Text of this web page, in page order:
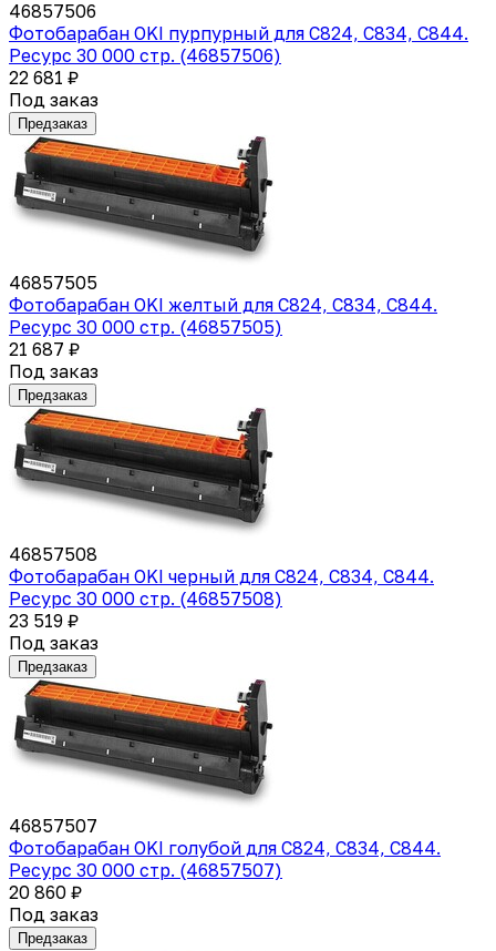
46857506
Фотобарабан OKI пурпурный для C824, C834, C844.
Ресурс 30 000 стр. (46857506)
22 681 ₽
Под заказ
Предзаказ
46857505
Фотобарабан OKI желтый для C824, C834, C844.
Ресурс 30 000 стр. (46857505)
21 687 ₽
Под заказ
Предзаказ
46857508
Фотобарабан OKI черный для C824, C834, C844.
Ресурс 30 000 стр. (46857508)
23 519 ₽
Под заказ
Предзаказ
46857507
Фотобарабан OKI голубой для C824, C834, C844.
Ресурс 30 000 стр. (46857507)
20 860 ₽
Под заказ
Предзаказ